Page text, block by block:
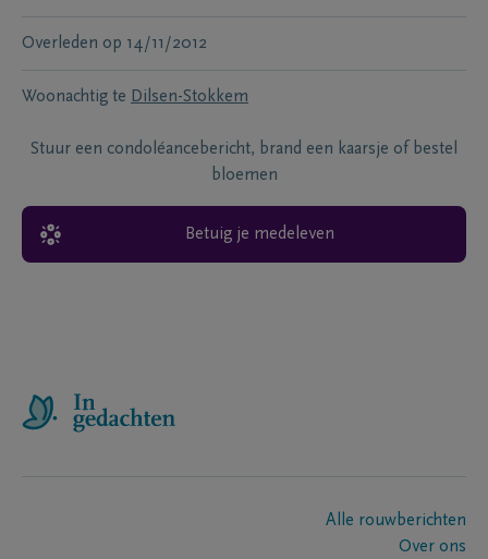
Overleden op 14/11/2012
Woonachtig te Dilsen-Stokkem
Stuur een condoléancebericht, brand een kaarsje of bestel
bloemen
Betuig je medeleven
Alle rouwberichten
Over ons